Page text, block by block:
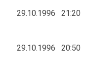
29.10.1996 21:20
29.10.1996 20:50